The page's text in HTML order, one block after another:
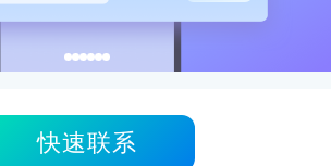
快速联系